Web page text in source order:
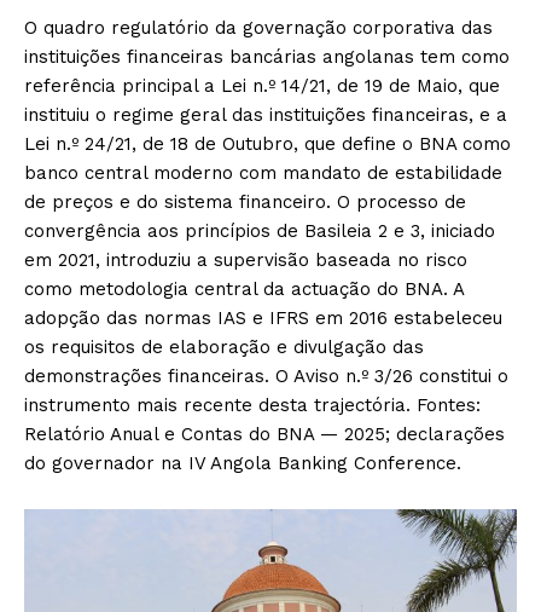
O quadro regulatório da governação corporativa das
instituições financeiras bancárias angolanas tem como
referência principal a Lei n.º 14/21, de 19 de Maio, que
instituiu o regime geral das instituições financeiras, e a
Lei n.º 24/21, de 18 de Outubro, que define o BNA como
banco central moderno com mandato de estabilidade
de preços e do sistema financeiro. O processo de
convergência aos princípios de Basileia 2 e 3, iniciado
em 2021, introduziu a supervisão baseada no risco
como metodologia central da actuação do BNA. A
adopção das normas IAS e IFRS em 2016 estabeleceu
os requisitos de elaboração e divulgação das
demonstrações financeiras. O Aviso n.º 3/26 constitui o
instrumento mais recente desta trajectória. Fontes:
Relatório Anual e Contas do BNA — 2025; declarações
do governador na IV Angola Banking Conference.